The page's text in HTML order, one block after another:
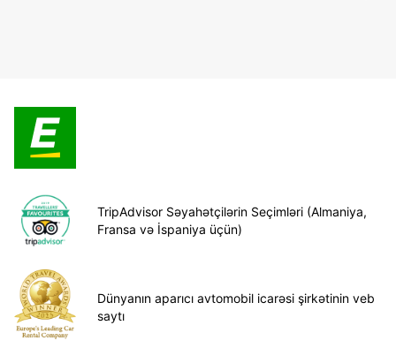
TripAdvisor Səyahətçilərin Seçimləri (Almaniya,
Fransa və İspaniya üçün)
Dünyanın aparıcı avtomobil icarəsi şirkətinin veb
saytı